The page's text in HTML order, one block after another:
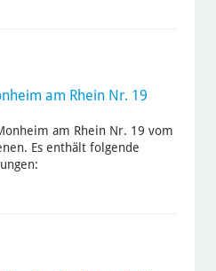
am Rhein Nr. 19
am Rhein Nr. 19 vom
Es enthält folgende